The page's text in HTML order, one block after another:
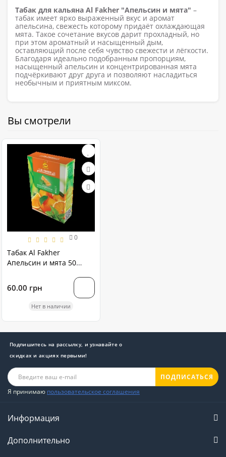
Табак для кальяна Al Fakher "Апельсин и мята" –
табак имеет ярко выраженный вкус и аромат
апельсина, свежесть которому придаёт охлаждающая
мята. Такое сочетание вкусов дарит прохладный, но
при этом ароматный и насыщенный дым,
оставляющий после себя чувство свежести и лёгкости.
Благодаря идеально подобранным пропорциям,
насыщенный апельсин и концентрированная мята
подчёркивают друг друга и позволяют насладиться
необычным и приятным миксом.
Вы смотрели
0
Табак Al Fakher
Апельсин и мята 50
60.00 грн
Нет в наличии
Подпишитесь на рассылку, и узнавайте о
скидках и акциях первыми!
ПОДПИСАТЬСЯ
Я принимаю пользовательское соглашения
Информация
Дополнительно